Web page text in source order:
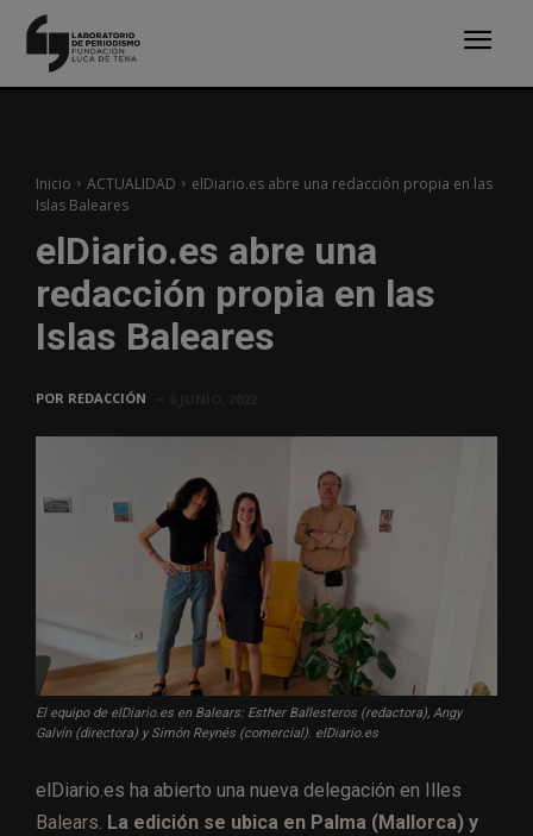
Inicio ACTUALIDAD
elDiario.es abre una redacción propia en las
Islas Baleares
elDiario.es abre una
redacción propia en las
Islas Baleares
POR REDACCIÓN
El equipo de elDiario.es en Balears: Esther Ballesteros (redactora), Angy
Galvín (directora) y Simón Reynés (comercial). elDiario.es
elDiario.es ha abierto una nueva delegación en Illes
Balears. La edición se ubica en Palma (Mallorca) y